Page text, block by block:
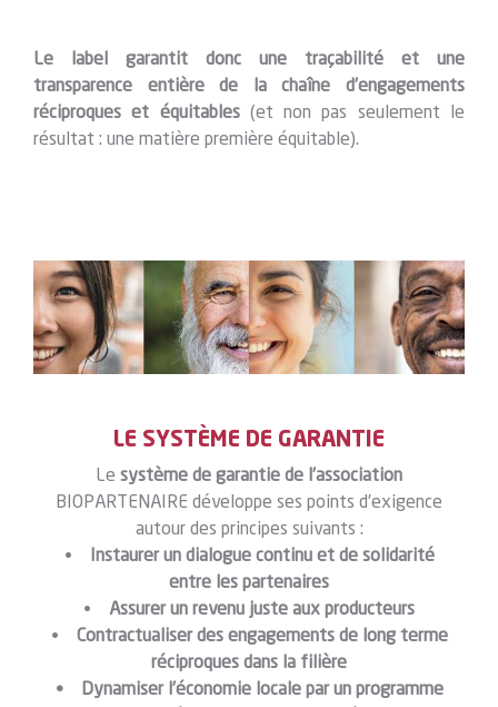
Le label garantit donc une traçabilité et une
transparence entière de la chaîne d’engagements
réciproques et équitables(et non pas seulement le
résultat : une matière première équitable).
LE SYSTÈME DE GARANTIE
Le système de garantie de l’association
BIOPARTENAIRE développe ses points d’exigence
autour des principes suivants :
•
Instaurer un dialogue continu et de solidarité
entre les partenaires
• Assurer un revenu juste aux producteurs
•
Contractualiser des engagements de long terme
réciproques dans la filière
• Dynamiser l’économie locale par un programme